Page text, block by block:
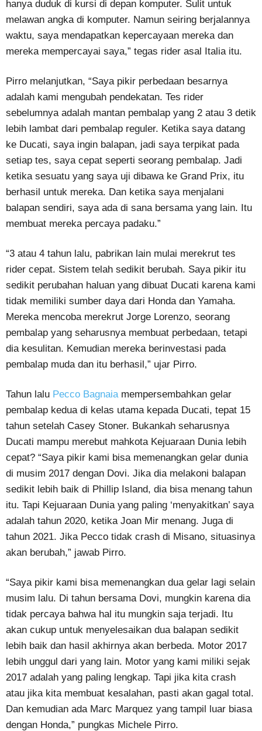
hanya duduk di kursi di depan komputer. Sulit untuk
melawan angka di komputer. Namun seiring berjalannya
waktu, saya mendapatkan kepercayaan mereka dan
mereka mempercayai saya,” tegas rider asal Italia itu.
Pirro melanjutkan, “Saya pikir perbedaan besarnya
adalah kami mengubah pendekatan. Tes rider
sebelumnya adalah mantan pembalap yang 2 atau 3 detik
lebih lambat dari pembalap reguler. Ketika saya datang
ke Ducati, saya ingin balapan, jadi saya terpikat pada
setiap tes, saya cepat seperti seorang pembalap. Jadi
ketika sesuatu yang saya uji dibawa ke Grand Prix, itu
berhasil untuk mereka. Dan ketika saya menjalani
balapan sendiri, saya ada di sana bersama yang lain. Itu
membuat mereka percaya padaku.”
“3 atau 4 tahun lalu, pabrikan lain mulai merekrut tes
rider cepat. Sistem telah sedikit berubah. Saya pikir itu
sedikit perubahan haluan yang dibuat Ducati karena kami
tidak memiliki sumber daya dari Honda dan Yamaha.
Mereka mencoba merekrut Jorge Lorenzo, seorang
pembalap yang seharusnya membuat perbedaan, tetapi
dia kesulitan. Kemudian mereka berinvestasi pada
pembalap muda dan itu berhasil,” ujar Pirro.
Tahun lalu Pecco Bagnaiamempersembahkan gelar
pembalap kedua di kelas utama kepada Ducati, tepat 15
tahun setelah Casey Stoner. Bukankah seharusnya
Ducati mampu merebut mahkota Kejuaraan Dunia lebih
cepat? “Saya pikir kami bisa memenangkan gelar dunia
di musim 2017 dengan Dovi. Jika dia melakoni balapan
sedikit lebih baik di Phillip Island, dia bisa menang tahun
itu. Tapi Kejuaraan Dunia yang paling ‘menyakitkan’ saya
adalah tahun 2020, ketika Joan Mir menang. Juga di
tahun 2021. Jika Pecco tidak crash di Misano, situasinya
akan berubah,” jawab Pirro.
“Saya pikir kami bisa memenangkan dua gelar lagi selain
musim lalu. Di tahun bersama Dovi, mungkin karena dia
tidak percaya bahwa hal itu mungkin saja terjadi. Itu
akan cukup untuk menyelesaikan dua balapan sedikit
lebih baik dan hasil akhirnya akan berbeda. Motor 2017
lebih unggul dari yang lain. Motor yang kami miliki sejak
2017 adalah yang paling lengkap. Tapi jika kita crash
atau jika kita membuat kesalahan, pasti akan gagal total.
Dan kemudian ada Marc Marquez yang tampil luar biasa
dengan Honda,” pungkas Michele Pirro.